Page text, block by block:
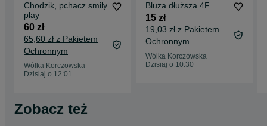
Chodzik, pchacz smily
play
60 zł
65,60 zł z Pakietem
Ochronnym
Wólka Korczowska
Dzisiaj o 12:01
Bluza dłuższa 4F
15 zł
19,03 zł z Pakietem
Ochronnym
Wólka Korczowska
Dzisiaj o 10:30
Zobacz też